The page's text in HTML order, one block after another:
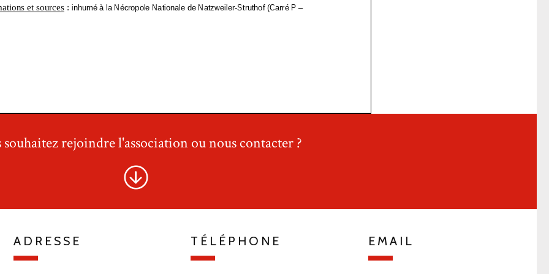
souhaitez rejoindre l'association ou nous contacter ?
ADRESSE TÉLÉPHONE EMAIL